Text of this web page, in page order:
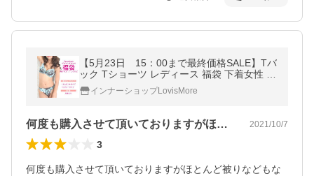
【5月23日 15：00まで最終価格SALE】Tバ
ック Tショーツ レディース 福袋 下着女性 メ
ール便送料無料 Tバックセット まとめ買い
デザインTバック5枚入り
インナーショップLovisMore
何度も購入させて頂いておりますがほとん… 2021/10/7
3
何度も購入させて頂いておりますがほとんど被りなどもな